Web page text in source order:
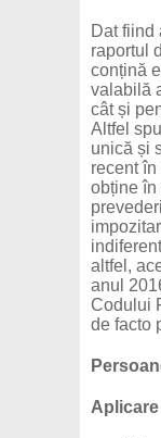
Dat fiind
raportul
conțină
valabilă
cât și
Altfel
unică și
recent
obține în
altfel,
anul
Codului
de facto